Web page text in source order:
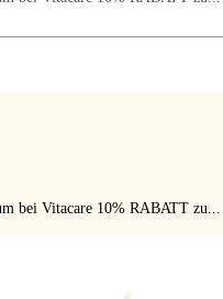
bei Vitacare 10% RABATT zu...